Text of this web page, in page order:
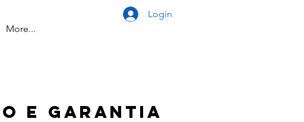
More...
Login
e garantia